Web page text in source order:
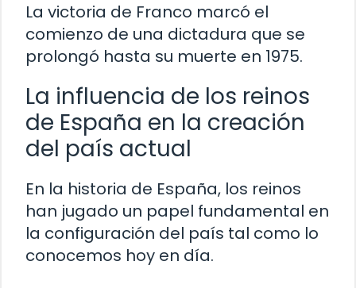
La victoria de Franco marcó el
comienzo de una dictadura que se
prolongó hasta su muerte en 1975.
La influencia de los reinos
de España en la creación
del país actual
En la historia de España, los reinos
han jugado un papel fundamental en
la configuración del país tal como lo
conocemos hoy en día.